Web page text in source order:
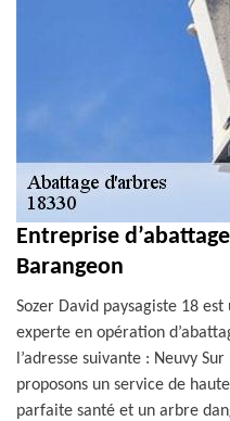
Entreprise
Barangeon
Sozer David paysagiste 18
experte en opération
l’adresse suivante : Neuvy
proposons un service de
parfaite santé et un arbre